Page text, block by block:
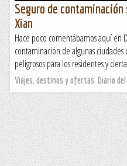
Seguro de contaminación
Xian
Hace poco comentábamos aquí en
contaminación de algunas
peligrosos para los residentes y
Viajes, destinos y ofertas. Diario del